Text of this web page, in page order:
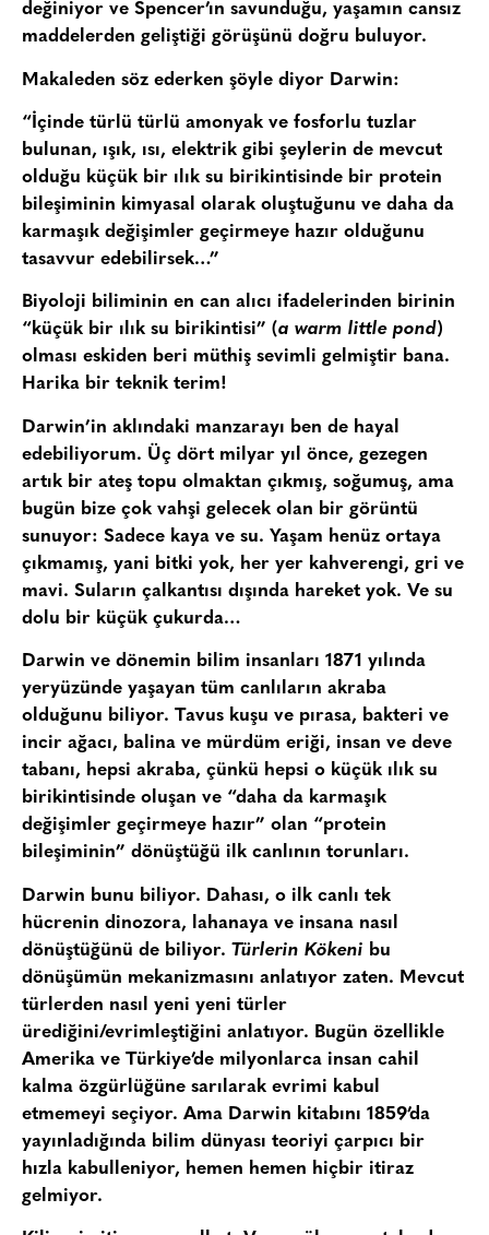
değiniyor ve Spencer’ın savunduğu, yaşamın cansız
maddelerden geliştiği görüşünü doğru buluyor.
Makaleden söz ederken şöyle diyor Darwin:
“İçinde türlü türlü amonyak ve fosforlu tuzlar
bulunan, ışık, ısı, elektrik gibi şeylerin de mevcut
olduğu küçük bir ılık su birikintisinde bir protein
bileşiminin kimyasal olarak oluştuğunu ve daha da
karmaşık değişimler geçirmeye hazır olduğunu
tasavvur edebilirsek…”
Biyoloji biliminin en can alıcı ifadelerinden birinin
“küçük bir ılık su birikintisi” (a warm little pond)
olması eskiden beri müthiş sevimli gelmiştir bana.
Harika bir teknik terim!
Darwin’in aklındaki manzarayı ben de hayal
edebiliyorum. Üç dört milyar yıl önce, gezegen
artık bir ateş topu olmaktan çıkmış, soğumuş, ama
bugün bize çok vahşi gelecek olan bir görüntü
sunuyor: Sadece kaya ve su. Yaşam henüz ortaya
çıkmamış, yani bitki yok, her yer kahverengi, gri ve
mavi. Suların çalkantısı dışında hareket yok. Ve su
dolu bir küçük çukurda…
Darwin ve dönemin bilim insanları 1871 yılında
yeryüzünde yaşayan tüm canlıların akraba
olduğunu biliyor. Tavus kuşu ve pırasa, bakteri ve
incir ağacı, balina ve mürdüm eriği, insan ve deve
tabanı, hepsi akraba, çünkü hepsi o küçük ılık su
birikintisinde oluşan ve “daha da karmaşık
değişimler geçirmeye hazır” olan “protein
bileşiminin” dönüştüğü ilk canlının torunları.
Darwin bunu biliyor. Dahası, o ilk canlı tek
hücrenin dinozora, lahanaya ve insana nasıl
dönüştüğünü de biliyor. Türlerin Kökeni bu
dönüşümün mekanizmasını anlatıyor zaten. Mevcut
türlerden nasıl yeni yeni türler
ürediğini/evrimleştiğini anlatıyor. Bugün özellikle
Amerika ve Türkiye’de milyonlarca insan cahil
kalma özgürlüğüne sarılarak evrimi kabul
etmemeyi seçiyor. Ama Darwin kitabını 1859’da
yayınladığında bilim dünyası teoriyi çarpıcı bir
hızla kabulleniyor, hemen hemen hiçbir itiraz
gelmiyor.